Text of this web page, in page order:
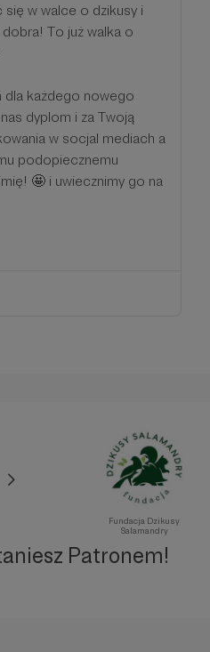
w walce o dzikusy i
To już walka o
dla każdego nowego
dyplom i za Twoją
w socjal mediach a
podopiecznemu
🤩 i uwiecznimy go na
Fundacja Dzikusy
Salamandry
Patronem!